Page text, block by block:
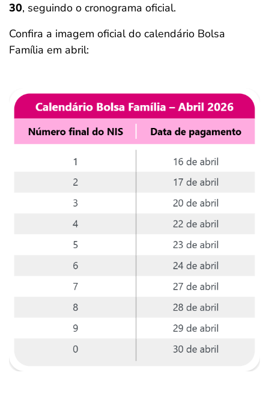
30, seguindo o cronograma oficial.
Confira a imagem oficial do calendário Bolsa
Família em abril: